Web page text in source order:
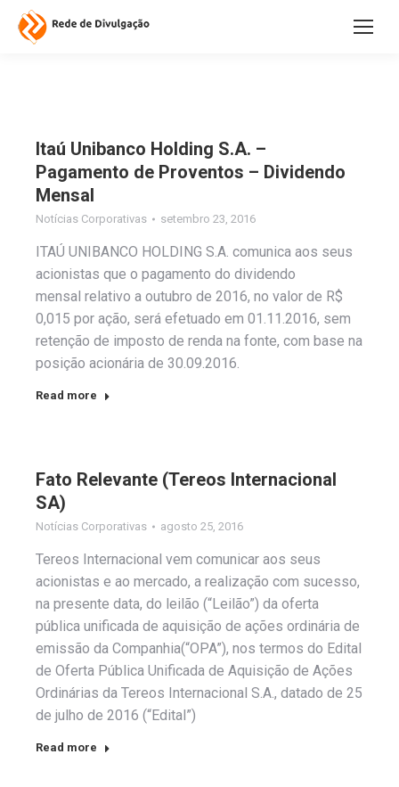
Itaú Unibanco Holding S.A. –
Pagamento de Proventos – Dividendo
Mensal
Notícias Corporativas setembro 23, 2016
ITAÚ UNIBANCO HOLDING S.A. comunica aos seus
acionistas que o pagamento do dividendo
mensal relativo a outubro de 2016, no valor de R$
0,015 por ação, será efetuado em 01.11.2016, sem
retenção de imposto de renda na fonte, com base na
posição acionária de 30.09.2016.
Read more
Fato Relevante (Tereos Internacional
SA)
Notícias Corporativas agosto 25, 2016
Tereos Internacional vem comunicar aos seus
acionistas e ao mercado, a realização com sucesso,
na presente data, do leilão (“Leilão”) da oferta
pública unificada de aquisição de ações ordinária de
emissão da Companhia(“OPA”), nos termos do Edital
de Oferta Pública Unificada de Aquisição de Ações
Ordinárias da Tereos Internacional S.A., datado de 25
de julho de 2016 (“Edital”)
Read more